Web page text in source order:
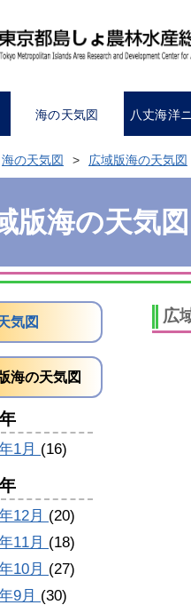
海の天気図 八丈海洋
海の天気図 広域版海の天気図
版海の天気図
広
気図
海の天気図
1月 (16)
12月 (20)
11月 (18)
10月 (27)
9月 (30)